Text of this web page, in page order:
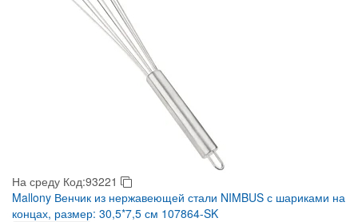
На среду Код:93221
Mallony Венчик из нержавеющей стали NIMBUS с шариками на
концах, размер: 30,5*7,5 см 107864-SK